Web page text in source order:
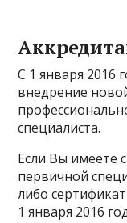
С 1 января 2016
внедрение
специалиста.
Если Вы имеете
первичной
либо
1 января 2016